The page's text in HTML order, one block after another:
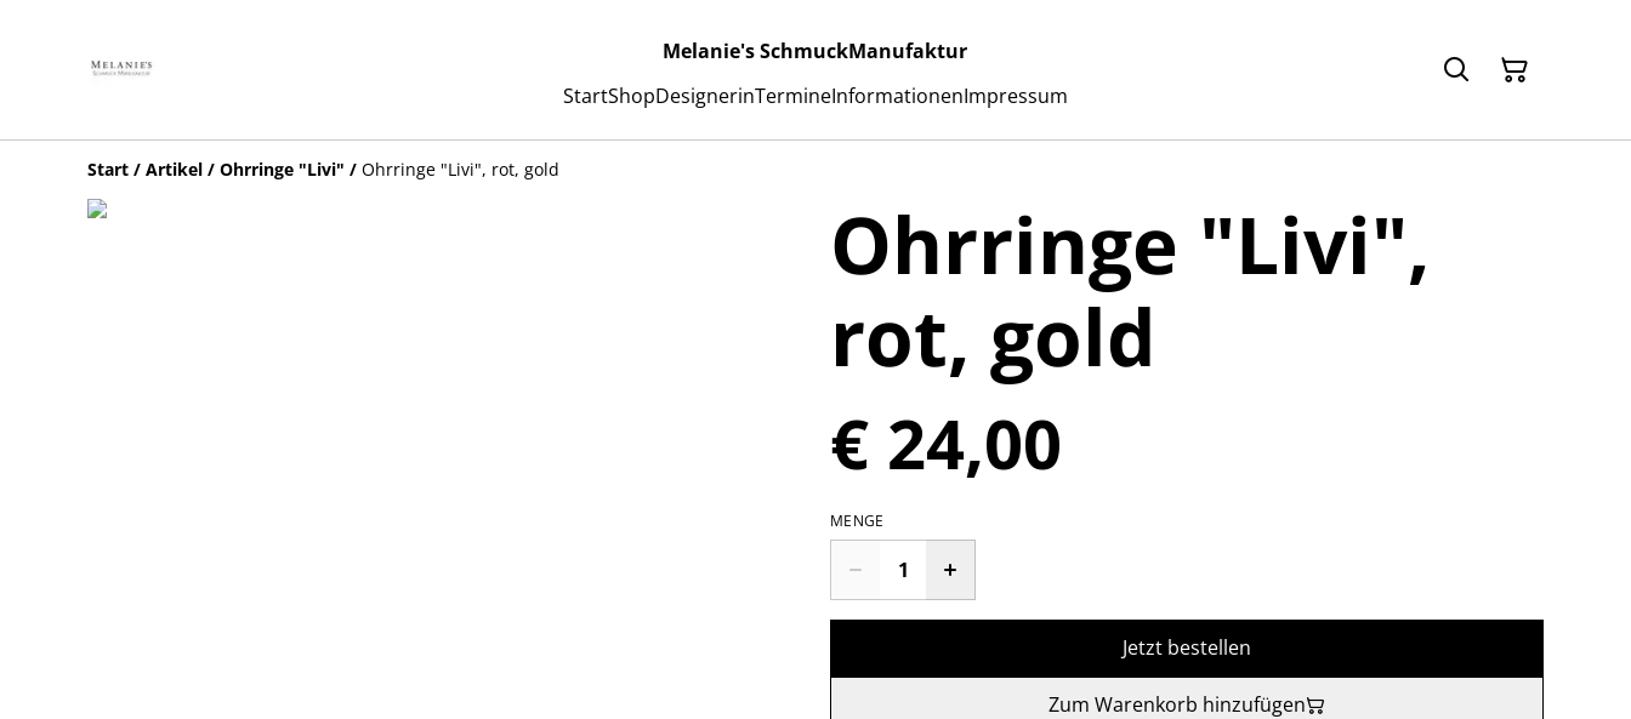
Melanie's SchmuckManufaktur
StartShopDesignerinTermineInformationenImpressum
Start / Artikel / Ohrringe "Livi" / Ohrringe "Livi", rot, gold
Ohrringe "Livi",
rot, gold
€ 24,00
MENGE
Jetzt bestellen
Zum Warenkorb hinzufügen